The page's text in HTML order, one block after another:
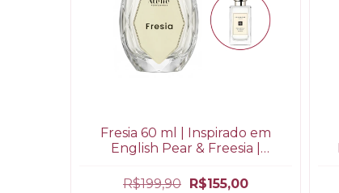
Fresia 60 ml | Inspirado em
English Pear & Freesia |
Frutado
R$199,90 R$155,00